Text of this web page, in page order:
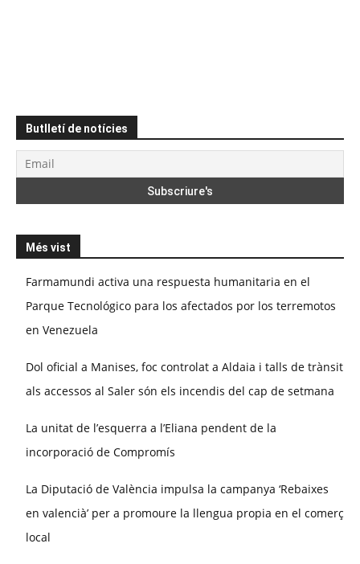
Butlletí de notícies
Més vist
Farmamundi activa una respuesta humanitaria en el
Parque Tecnológico para los afectados por los terremotos
en Venezuela
Dol oficial a Manises, foc controlat a Aldaia i talls de trànsit
als accessos al Saler són els incendis del cap de setmana
La unitat de l’esquerra a l’Eliana pendent de la
incorporació de Compromís
La Diputació de València impulsa la campanya ‘Rebaixes
en valencià’ per a promoure la llengua propia en el comerç
local